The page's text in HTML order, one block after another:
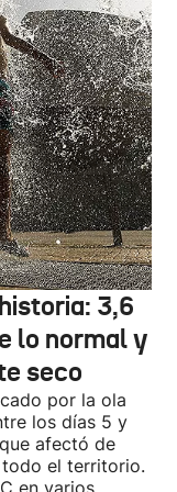
3,6
lo normal y
seco
por la ola
los días 5 y
afectó de
el territorio.
en varios